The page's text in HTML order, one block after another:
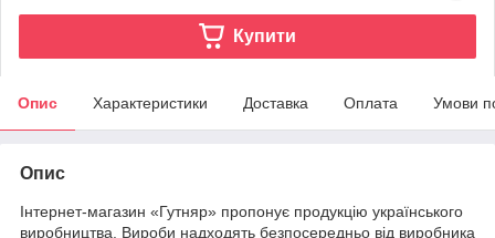
Купити
Опис Характеристики Доставка Оплата Умови
Опис
Інтернет-магазин «Гутняр» пропонує продукцію українського
виробництва. Вироби надходять безпосередньо від виробника